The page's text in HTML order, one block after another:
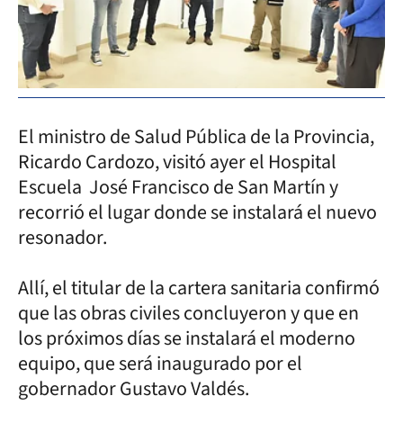
El ministro de Salud Pública de la Provincia,
Ricardo Cardozo, visitó ayer el Hospital
Escuela José Francisco de San Martín y
recorrió el lugar donde se instalará el nuevo
resonador.
Allí, el titular de la cartera sanitaria confirmó
que las obras civiles concluyeron y que en
los próximos días se instalará el moderno
equipo, que será inaugurado por el
gobernador Gustavo Valdés.